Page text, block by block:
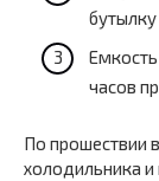
часов
По прошествии
холодильника